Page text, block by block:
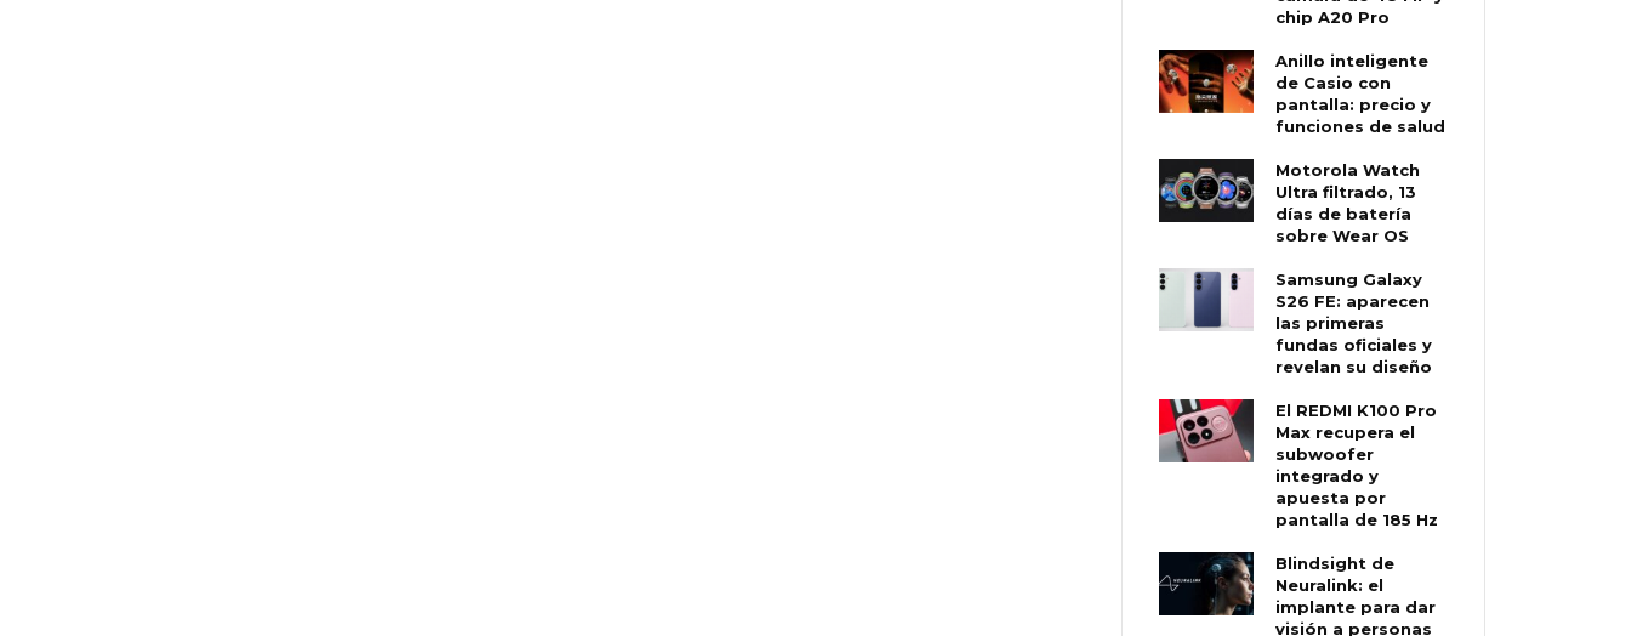
chip A20 Pro
Anillo inteligente
de Casio con
pantalla: precio y
funciones de salud
Motorola Watch
Ultra filtrado, 13
días de batería
sobre Wear OS
Samsung Galaxy
S26 FE: aparecen
las primeras
fundas oficiales y
revelan su diseño
El REDMI K100 Pro
Max recupera el
subwoofer
integrado y
apuesta por
pantalla de 185 Hz
Blindsight de
Neuralink: el
implante para dar
visión a personas